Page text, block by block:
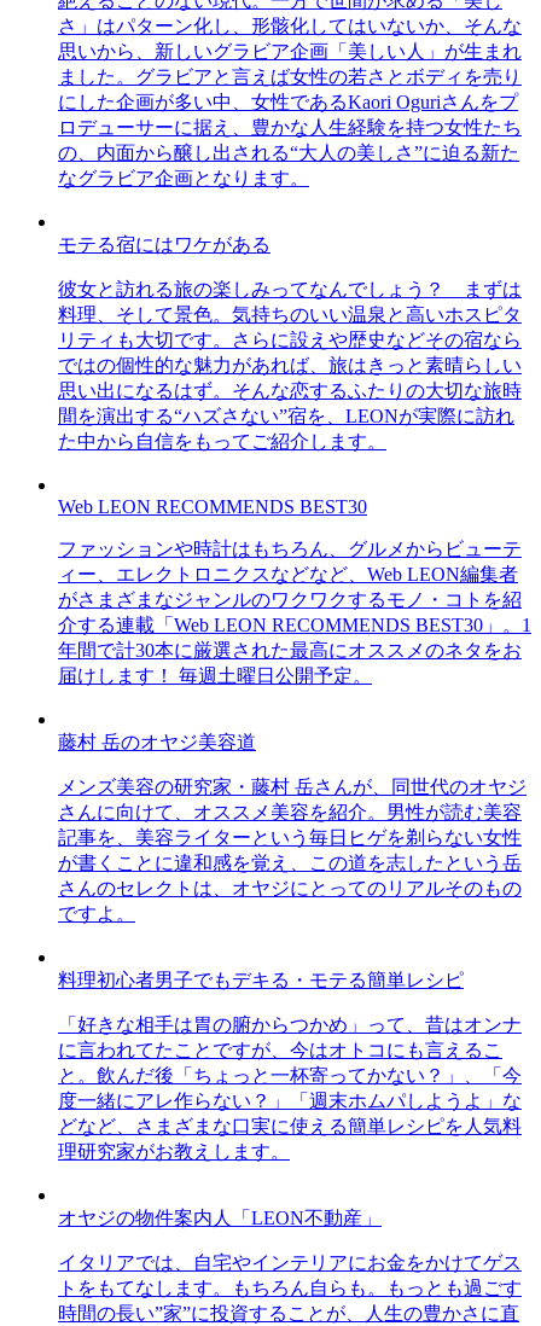
さ」はパターン化し、形骸化してはいないか、そんな
思いから、新しいグラビア企画「美しい人」が生まれ
ました。グラビアと言えば女性の若さとボディを売り
にした企画が多い中、女性であるKaori Oguriさんをプ
ロデューサーに据え、豊かな人生経験を持つ女性たち
の、内面から醸し出される“大人の美しさ”に迫る新た
なグラビア企画となります。
モテる宿にはワケがある
彼女と訪れる旅の楽しみってなんでしょう？ まずは
料理、そして景色。気持ちのいい温泉と高いホスピタ
リティも大切です。さらに設えや歴史などその宿なら
ではの個性的な魅力があれば、旅はきっと素晴らしい
思い出になるはず。そんな恋するふたりの大切な旅時
間を演出する“ハズさない”宿を、LEONが実際に訪れ
た中から自信をもってご紹介します。
Web LEON RECOMMENDS BEST30
ファッションや時計はもちろん、グルメからビューテ
ィー、エレクトロニクスなどなど、Web LEON編集者
がさまざまなジャンルのワクワクするモノ・コトを紹
介する連載「Web LEON RECOMMENDS BEST30」。1
年間で計30本に厳選された最高にオススメのネタをお
届けします！ 毎週土曜日公開予定。
藤村 岳のオヤジ美容道
メンズ美容の研究家・藤村 岳さんが、同世代のオヤジ
さんに向けて、オススメ美容を紹介。男性が読む美容
記事を、美容ライターという毎日ヒゲを剃らない女性
が書くことに違和感を覚え、この道を志したという岳
さんのセレクトは、オヤジにとってのリアルそのもの
ですよ。
料理初心者男子でもデキる・モテる簡単レシピ
「好きな相手は胃の腑からつかめ」って、昔はオンナ
に言われてたことですが、今はオトコにも言えるこ
と。飲んだ後「ちょっと一杯寄ってかない？」、「今
度一緒にアレ作らない？」「週末ホムパしようよ」な
どなど、さまざまな口実に使える簡単レシピを人気料
理研究家がお教えします。
オヤジの物件案内人「LEON不動産」
イタリアでは、自宅やインテリアにお金をかけてゲス
トをもてなします。もちろん自らも。もっとも過ごす
時間の長い”家”に投資することが、人生の豊かさに直